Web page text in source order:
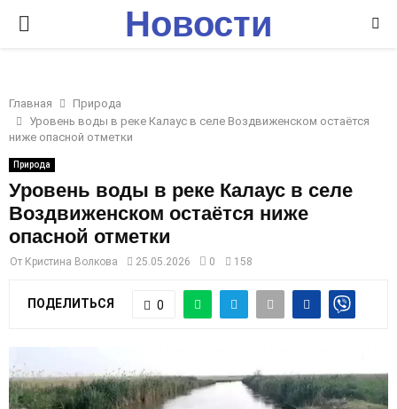
P
I
M
A
R
Y
M
Новости
Главная
Природа
Уровень воды в реке Калаус в селе Воздвиженском остаётся
ниже опасной отметки
Природа
Уровень воды в реке Калаус в селе
Воздвиженском остаётся ниже
опасной отметки
От Кристина Волкова 25.05.2026 0 158
ПОДЕЛИТЬСЯ 0